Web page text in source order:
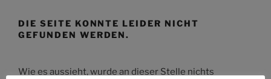
DIE SEITE KONNTE LEIDER NICHT
GEFUNDEN WERDEN.
Wie es aussieht, wurde an dieser Stelle nichts